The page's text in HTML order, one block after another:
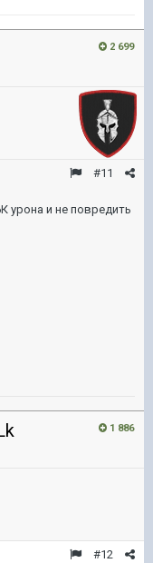
2 699
#11
урона и не повредить
1 886
#12